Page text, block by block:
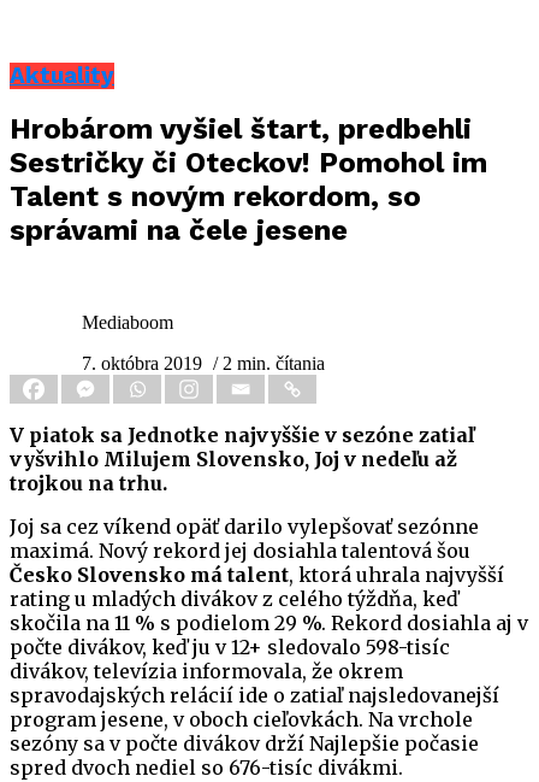
Aktuality
Hrobárom vyšiel štart, predbehli
Sestričky či Oteckov! Pomohol im
Talent s novým rekordom, so
správami na čele jesene
Mediaboom
7. októbra 2019 / 2 min. čítania
V piatok sa Jednotke najvyššie v sezóne zatiaľ
vyšvihlo Milujem Slovensko, Joj v nedeľu až
trojkou na trhu.
Joj sa cez víkend opäť darilo vylepšovať sezónne
maximá. Nový rekord jej dosiahla talentová šou
Česko Slovensko má talent, ktorá uhrala najvyšší
rating u mladých divákov z celého týždňa, keď
skočila na 11 % s podielom 29 %. Rekord dosiahla aj v
počte divákov, keď ju v 12+ sledovalo 598-tisíc
divákov, televízia informovala, že okrem
spravodajských relácií ide o zatiaľ najsledovanejší
program jesene, v oboch cieľovkách. Na vrchole
sezóny sa v počte divákov drží Najlepšie počasie
spred dvoch nediel so 676-tisíc divákmi.